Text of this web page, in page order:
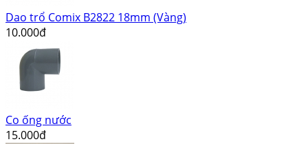
Dao trổ Comix B2822 18mm (Vàng)
10.000đ
Co ống nước
15.000đ